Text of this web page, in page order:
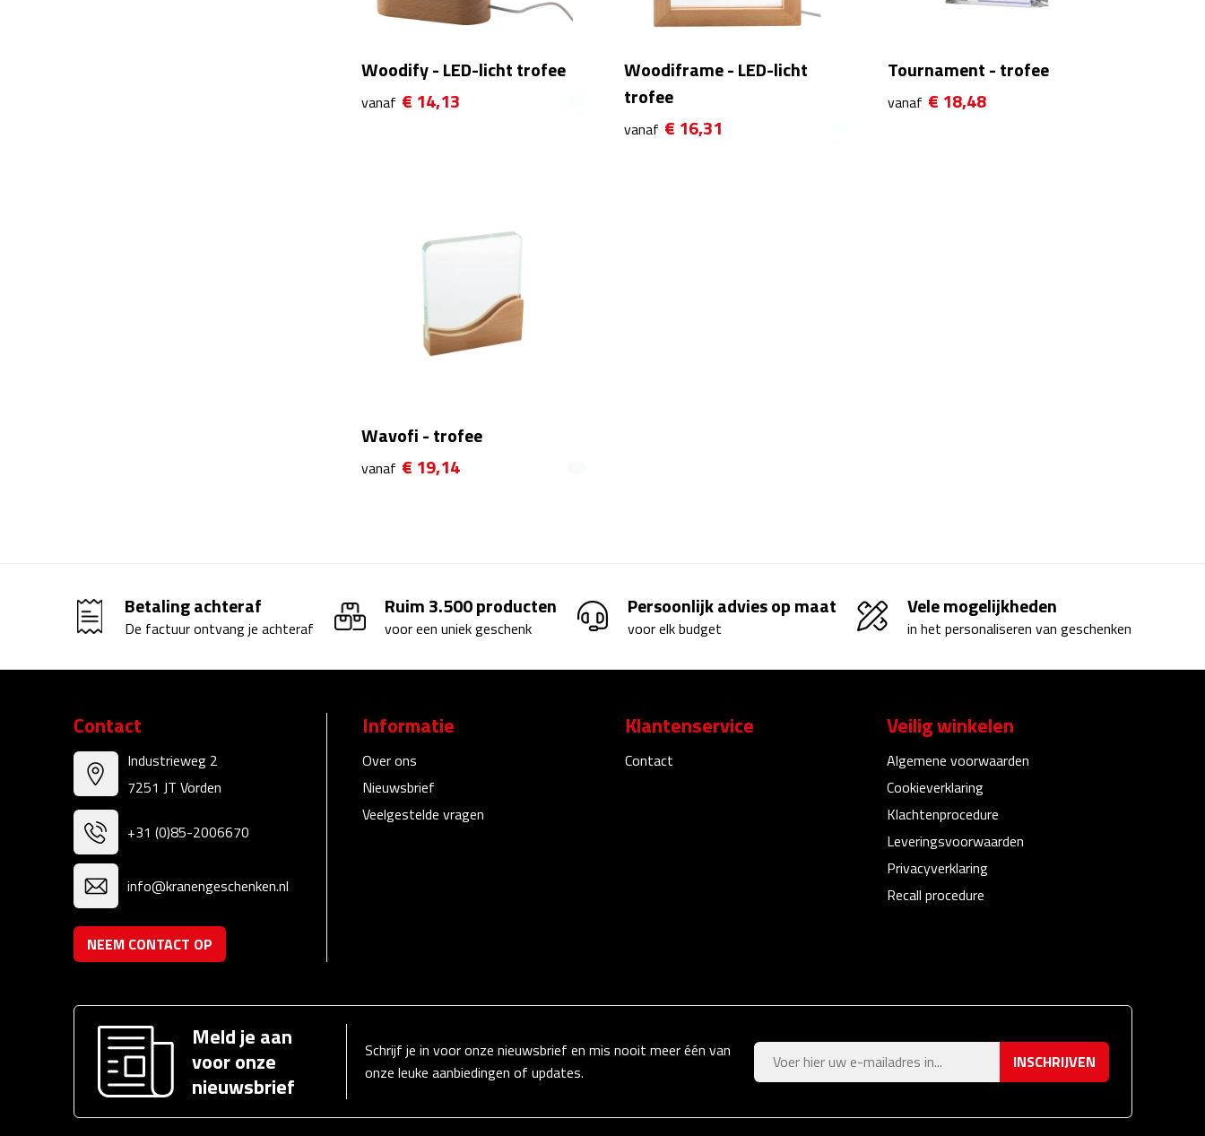
Woodify - LED-licht trofee
vanaf € 14,13
Woodiframe - LED-licht
trofee
vanaf € 16,31
Tournament - trofee
vanaf € 18,48
Wavofi - trofee
vanaf € 19,14
Betaling achteraf
De factuur ontvang je achteraf
Ruim 3.500 producten
voor een uniek geschenk
Persoonlijk advies op maat
voor elk budget
Vele mogelijkheden
in het personaliseren van geschenken
Contact
Industrieweg 2
7251 JT Vorden
+31 (0)85-2006670
info@kranengeschenken.nl
NEEM CONTACT OP
Informatie
Over ons
Nieuwsbrief
Veelgestelde vragen
Klantenservice
Contact
Veilig winkelen
Algemene voorwaarden
Cookieverklaring
Klachtenprocedure
Leveringsvoorwaarden
Privacyverklaring
Recall procedure
Meld je aan
voor onze
nieuwsbrief
Schrijf je in voor onze nieuwsbrief en mis nooit meer één van
onze leuke aanbiedingen of updates.